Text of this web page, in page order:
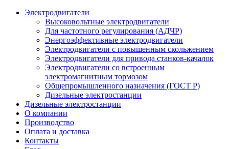
Электродвигатели
Высоковольтные электродвигатели
Для частотного регулирования (АДЧР)
Энергоэффективные электродвигатели
Электродвигатели с повышенным скольжением
Электродвигатели для привода станков-качалок
Электродвигатели со встроенным
электромагнитным тормозом
Общепромышленного назначения (ГОСТ Р)
Дизельные электростанции
Дизельные электростанции
О компании
Производство
Оплата и доставка
Контакты